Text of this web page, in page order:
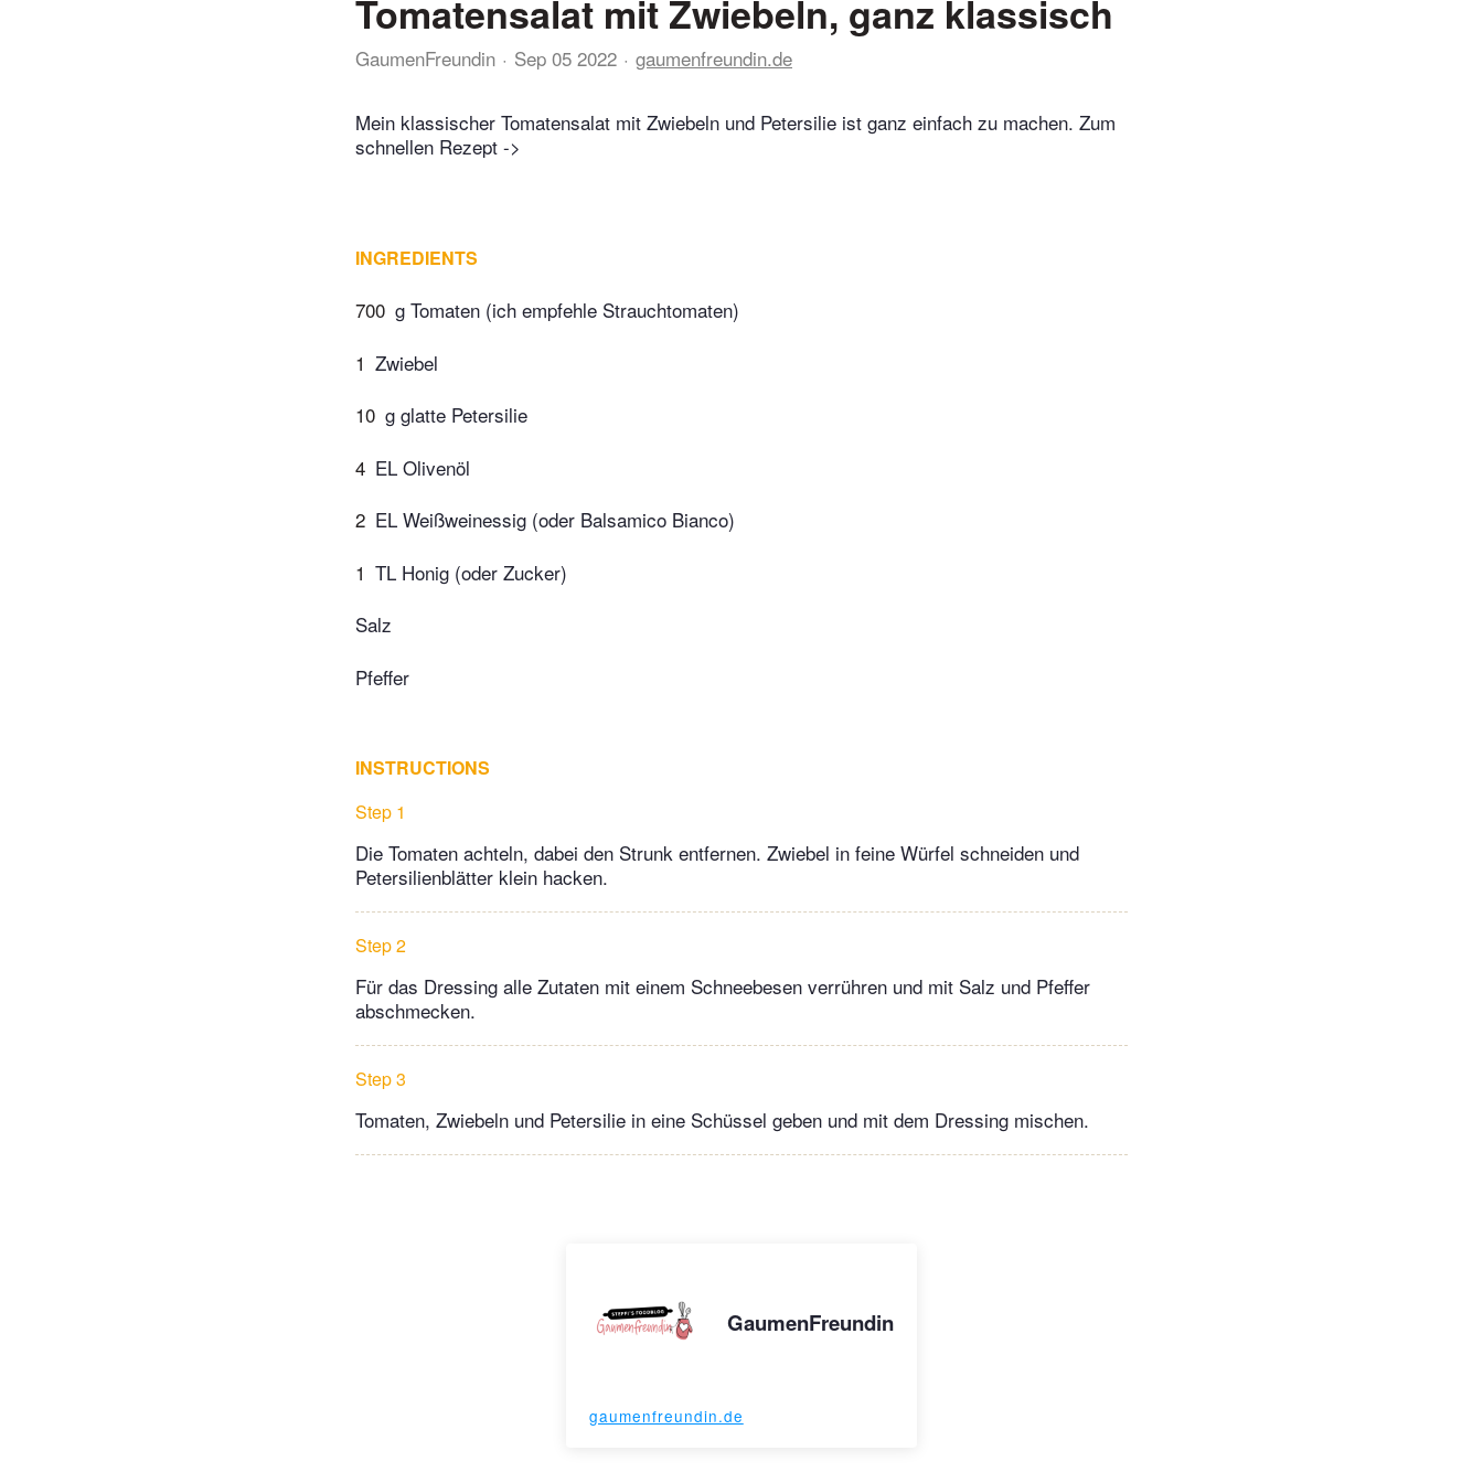
Tomatensalat mit Zwiebeln, ganz klassisch
GaumenFreundin Sep 05 2022 gaumenfreundin.de
Mein klassischer Tomatensalat mit Zwiebeln und Petersilie ist ganz einfach zu machen. Zum
schnellen Rezept ->
INGREDIENTS
700 g Tomaten (ich empfehle Strauchtomaten)
1 Zwiebel
10 g glatte Petersilie
4 EL Olivenöl
2 EL Weißweinessig (oder Balsamico Bianco)
1 TL Honig (oder Zucker)
Salz
Pfeffer
INSTRUCTIONS
Step 1
Die Tomaten achteln, dabei den Strunk entfernen. Zwiebel in feine Würfel schneiden und
Petersilienblätter klein hacken.
Step 2
Für das Dressing alle Zutaten mit einem Schneebesen verrühren und mit Salz und Pfeffer
abschmecken.
Step 3
Tomaten, Zwiebeln und Petersilie in eine Schüssel geben und mit dem Dressing mischen.
GaumenFreundin
gaumenfreundin.de